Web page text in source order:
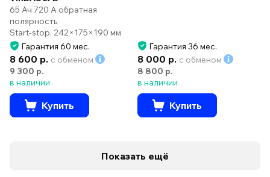
65 Ач 720 А обратная
полярность
Start-stop, 242×175×190 мм
Гарантия 60 мес.
8 600 р. с обменом
9 300 р.
в наличии
Купить
Гарантия 36 мес.
8 000 р. с обменом
8 800 р.
в наличии
Купить
Показать ещё